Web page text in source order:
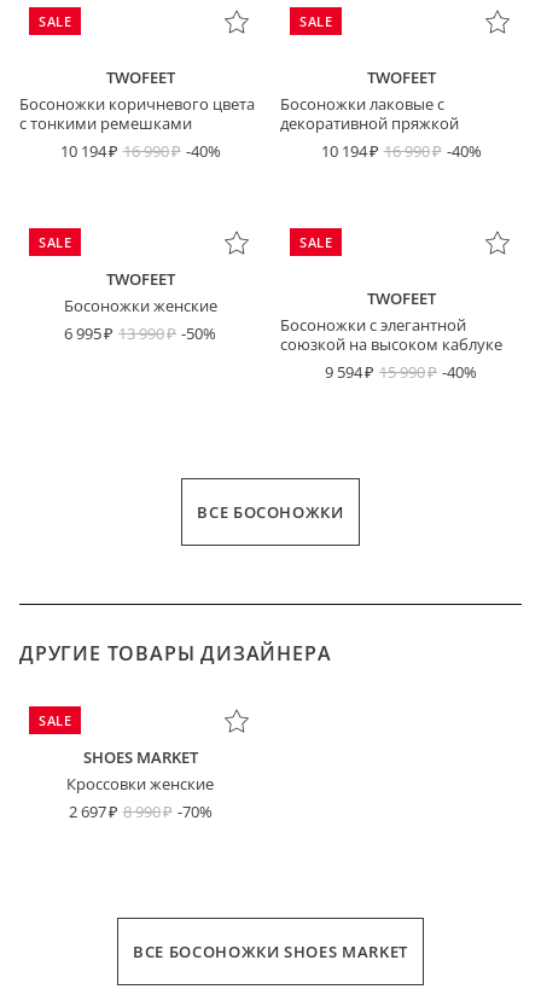
SALE
TWOFEET
Босоножки коричневого цвета
с тонкими ремешками
10 194
16 990 -40%
SALE
TWOFEET
Босоножки лаковые с
декоративной пряжкой
10 194
16 990 -40%
SALE
TWOFEET
Босоножки женские
6 995
13 990 -50%
SALE
TWOFEET
Босоножки с элегантной
союзкой на высоком каблуке
9 594
15 990 -40%
ВСЕ БОСОНОЖКИ
ДРУГИЕ ТОВАРЫ ДИЗАЙНЕРА
SALE
SHOES MARKET
Кроссовки женские
2 697
8 990 -70%
ВСЕ БОСОНОЖКИ SHOES MARKET